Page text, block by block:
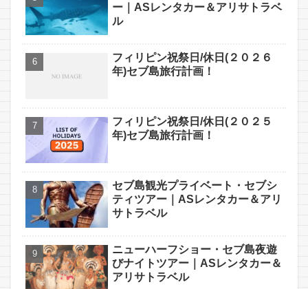
ー｜ASレンタカー＆アリサトラベ
ル
フィリピン祝祭日/休日(２０２６
年)セブ島旅行計画！
フィリピン祝祭日/休日(２０２５
年)セブ島旅行計画！
セブ島観光プライベート・セブシ
ティツアー｜ASレンタカー＆アリ
サトラベル
ニューハーフショー・セブ島夜遊
びナイトツアー｜ASレンタカー＆
アリサトラベル